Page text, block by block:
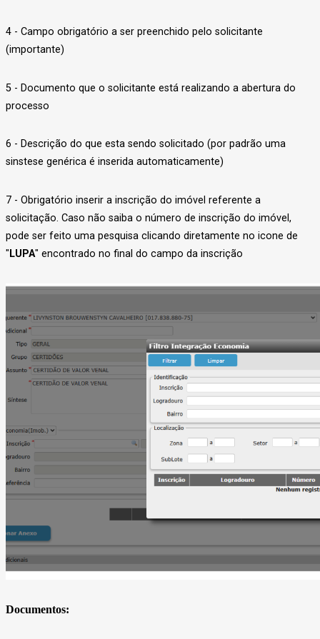
4 - Campo obrigatório a ser preenchido pelo solicitante
(importante)
5 - Documento que o solicitante está realizando a abertura do
processo
6 - Descrição do que esta sendo solicitado (por padrão uma
sinstese genérica é inserida automaticamente)
7 - Obrigatório inserir a inscrição do imóvel referente a
solicitação. Caso não saiba o número de inscrição do imóvel,
pode ser feito uma pesquisa clicando diretamente no icone de
" LUPA" encontrado no final do campo da inscrição
Documentos: